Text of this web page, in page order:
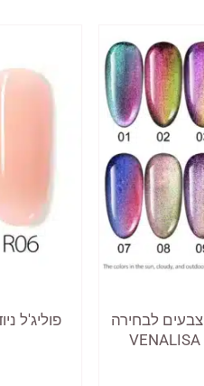
עיני חתול ונליסה 12 צבעים לבחירה